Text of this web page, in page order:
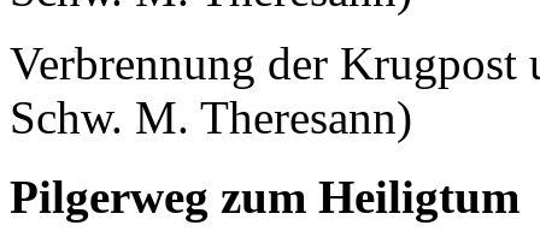
Verbrennung der Krugpost
Schw. M. Theresann)
Pilgerweg zum Heiligtum